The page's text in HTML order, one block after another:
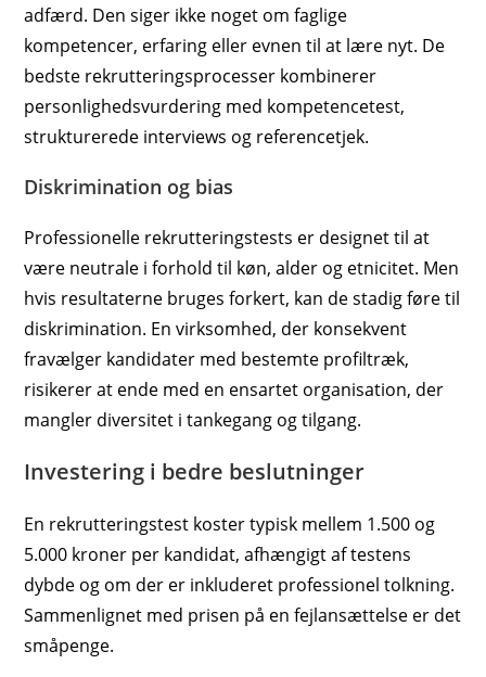
adfærd. Den siger ikke noget om faglige
kompetencer, erfaring eller evnen til at lære nyt. De
bedste rekrutteringsprocesser kombinerer
personlighedsvurdering med kompetencetest,
strukturerede interviews og referencetjek.
Diskrimination og bias
Professionelle rekrutteringstests er designet til at
være neutrale i forhold til køn, alder og etnicitet. Men
hvis resultaterne bruges forkert, kan de stadig føre til
diskrimination. En virksomhed, der konsekvent
fravælger kandidater med bestemte profiltræk,
risikerer at ende med en ensartet organisation, der
mangler diversitet i tankegang og tilgang.
Investering i bedre beslutninger
En rekrutteringstest koster typisk mellem 1.500 og
5.000 kroner per kandidat, afhængigt af testens
dybde og om der er inkluderet professionel tolkning.
Sammenlignet med prisen på en fejlansættelse er det
småpenge.